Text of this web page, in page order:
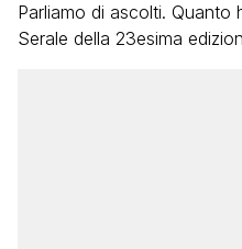
Parliamo di ascolti.
Serale della 23esima